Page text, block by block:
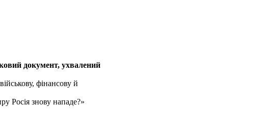
документ, ухвалений
фінансову й
Росія знову нападе?»